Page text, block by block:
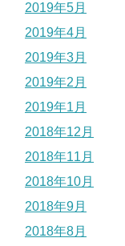
2019年5月
2019年4月
2019年3月
2019年2月
2019年1月
2018年12月
2018年11月
2018年10月
2018年9月
2018年8月